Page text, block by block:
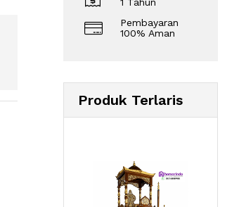
Pembayaran
100% Aman
Produk Terlaris